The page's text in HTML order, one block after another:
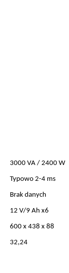
3000 VA / 2400 W
Typowo 2-4 ms
Brak danych
12 V/9 Ah x6
600 x 438 x 88
32,24